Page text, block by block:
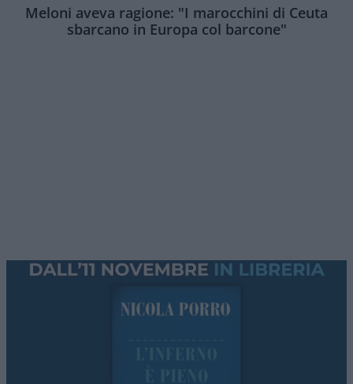
Meloni aveva ragione: "I marocchini di Ceuta
sbarcano in Europa col barcone"